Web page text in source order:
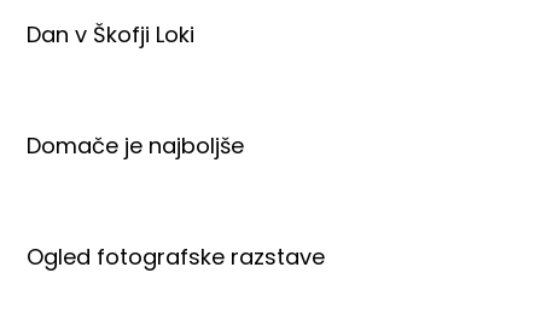
Dan v Škofji Loki
Domače je najboljše
Ogled fotografske razstave